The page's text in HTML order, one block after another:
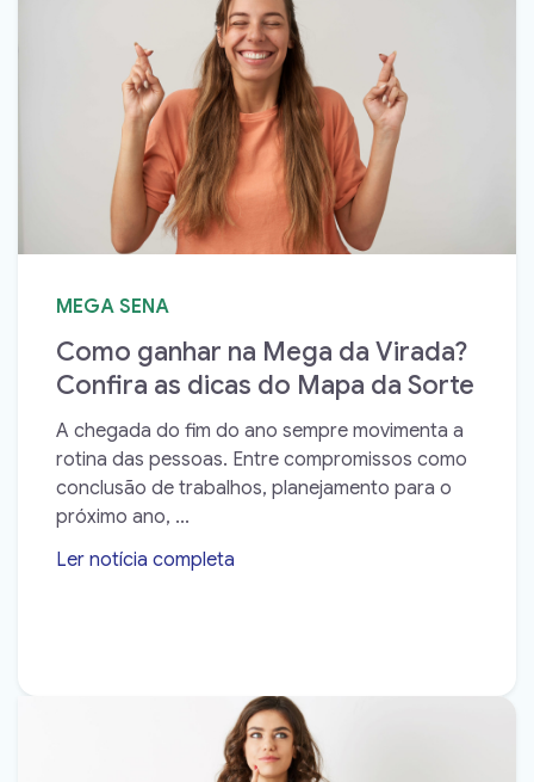
MEGA SENA
Como ganhar na Mega da Virada?
Confira as dicas do Mapa da Sorte
A chegada do fim do ano sempre movimenta a
rotina das pessoas. Entre compromissos como
conclusão de trabalhos, planejamento para o
próximo ano, ...
Ler notícia completa